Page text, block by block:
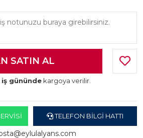
iş gününde kargoya verilir.
TELEFON BILGI HATTI